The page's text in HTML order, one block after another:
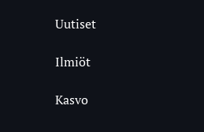
Uutiset
Ilmiöt
Kasvo